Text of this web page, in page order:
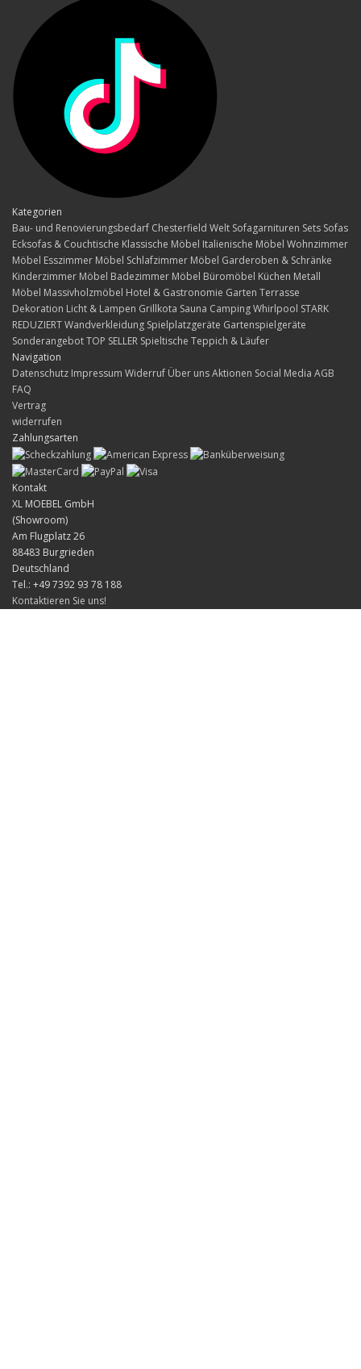
Kategorien
Bau- und Renovierungsbedarf Chesterfield Welt Sofagarnituren Sets Sofas
Ecksofas & Couchtische Klassische Möbel Italienische Möbel Wohnzimmer
Möbel Esszimmer Möbel Schlafzimmer Möbel Garderoben & Schränke
Kinderzimmer Möbel Badezimmer Möbel Büromöbel Küchen Metall
Möbel Massivholzmöbel Hotel & Gastronomie Garten Terrasse
Dekoration Licht & Lampen Grillkota Sauna Camping Whirlpool STARK
REDUZIERTWandverkleidung Spielplatzgeräte Gartenspielgeräte
SonderangebotTOP SELLER Spieltische Teppich & Läufer
Navigation
Datenschutz Impressum Widerruf Über unsAktionen Social Media AGB
FAQ
Vertrag
widerrufen
Zahlungsarten
Kontakt
XL MOEBEL GmbH
(Showroom)
Am Flugplatz 26
88483 Burgrieden
Deutschland
Tel.: +49 7392 93 78 188
Kontaktieren Sie uns!